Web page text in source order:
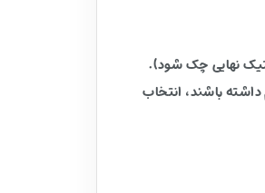
نهایی چک شود).
باشند، انتخاب